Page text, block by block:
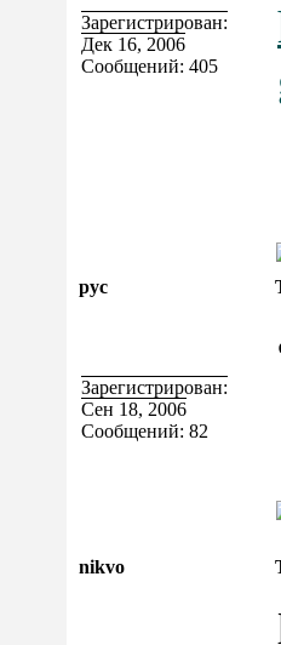
Зарегистрирован:
Дек 16, 2006
Сообщений: 405
рус
Зарегистрирован:
Сен 18, 2006
Сообщений: 82
nikvo